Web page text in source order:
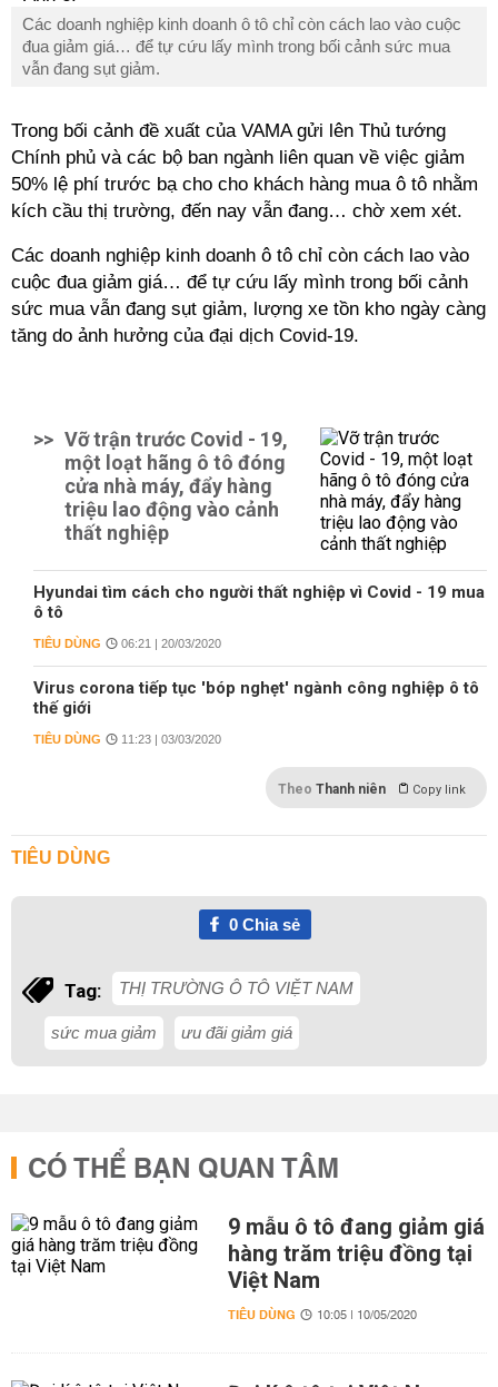
Các doanh nghiệp kinh doanh ô tô chỉ còn cách lao vào cuộc
đua giảm giá… để tự cứu lấy mình trong bối cảnh sức mua
vẫn đang sụt giảm.
Trong bối cảnh đề xuất của VAMA gửi lên Thủ tướng
Chính phủ và các bộ ban ngành liên quan về việc giảm
50% lệ phí trước bạ cho cho khách hàng mua ô tô nhằm
kích cầu thị trường, đến nay vẫn đang… chờ xem xét.
Các doanh nghiệp kinh doanh ô tô chỉ còn cách lao vào
cuộc đua giảm giá… để tự cứu lấy mình trong bối cảnh
sức mua vẫn đang sụt giảm, lượng xe tồn kho ngày càng
tăng do ảnh hưởng của đại dịch Covid-19.
>> Vỡ trận trước Covid - 19,
một loạt hãng ô tô đóng
cửa nhà máy, đẩy hàng
triệu lao động vào cảnh
thất nghiệp
Hyundai tìm cách cho người thất nghiệp vì Covid - 19 mua
ô tô
TIÊU DÙNG 06:21 | 20/03/2020
Virus corona tiếp tục 'bóp nghẹt' ngành công nghiệp ô tô
thế giới
TIÊU DÙNG 11:23 | 03/03/2020
Theo Thanh niên Copy link
TIÊU DÙNG
0Chia sẻ
Tag: THỊ TRƯỜNG Ô TÔ VIỆT NAM
sức mua giảm ưu đãi giảm giá
CÓ THỂ BẠN QUAN TÂM
9 mẫu ô tô đang giảm giá
hàng trăm triệu đồng tại
Việt Nam
TIÊU DÙNG 10:05 | 10/05/2020